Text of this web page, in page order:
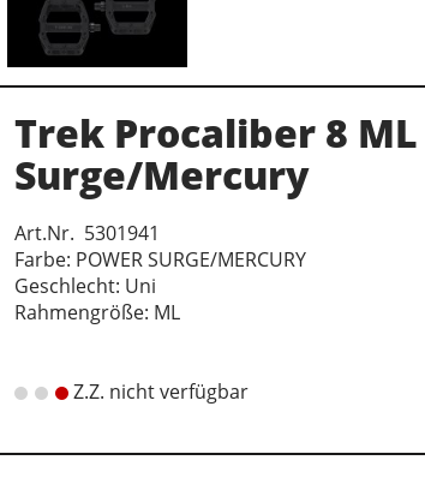
Trek Procaliber 8
Surge/Mercury
Art.Nr. 5301941
Farbe: POWER SURGE/MERCURY
Geschlecht: Uni
Rahmengröße: ML
Z.Z. nicht verfügbar